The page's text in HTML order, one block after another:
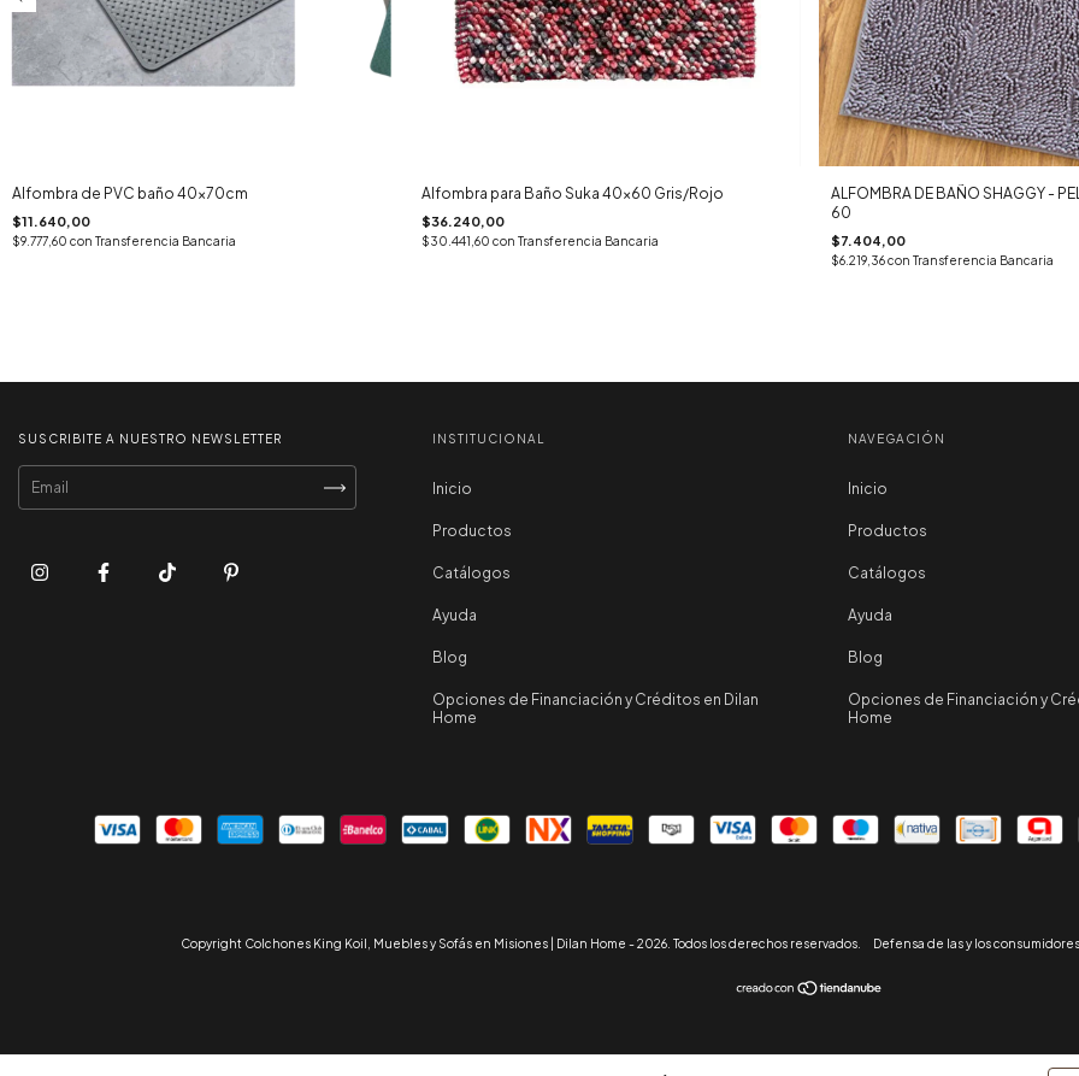
Alfombra de PVC baño 40x70cm
$11.640,00
$9.777,60 con Transferencia Bancaria
Alfombra para Baño Suka 40x60 Gris/Rojo
$36.240,00
$30.441,60 con Transferencia Bancaria
ALFOMBRA DE BAÑO SHAGGY -
60
$7.404,00
$6.219,36con Transferencia Bancaria
SUSCRIBITE A NUESTRO NEWSLETTER INSTITUCIONAL
Inicio
Productos
Catálogos
Ayuda
Blog
Opciones de Financiación y Créditos en Dilan
Home
NAVEGACIÓN
Inicio
Productos
Catálogos
Ayuda
Blog
Opciones de Financiación y
Home
Copyright Colchones King Koil, Muebles y Sofás en Misiones | Dilan Home - 2026. Todos los derechos reservados. Defensa de las y los